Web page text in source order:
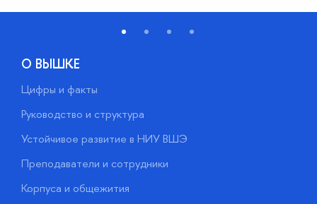
О ВЫШКЕ
Цифры и факты
Руководство и структура
Устойчивое развитие в НИУ ВШЭ
Преподаватели и сотрудники
Корпуса и общежития